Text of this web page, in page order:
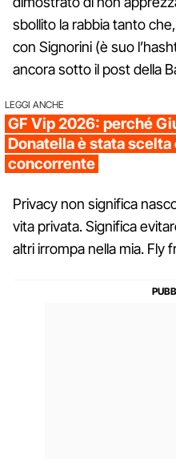
sbollito la rabbia tanto
con Signorini (è suo
ancora sotto il post della
LEGGI ANCHE
GF Vip 2026: perché
Donatella è stata
concorrente
Privacy non significa
vita privata. Significa
altri irrompa nella mia. Fly